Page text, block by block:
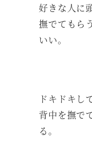
好きな人に
撫でてもら
いい。
ドキドキし
背中を撫で
る。